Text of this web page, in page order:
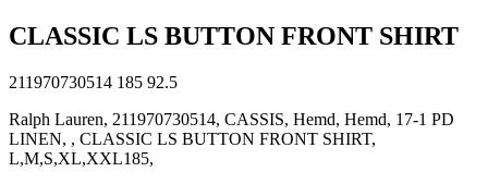
CLASSIC LS BUTTON FRONT SHIRT
211970730514 185 92.5
Ralph Lauren, 211970730514, CASSIS, Hemd, Hemd, 17-1 PD
LINEN, , CLASSIC LS BUTTON FRONT SHIRT,
L,M,S,XL,XXL185,